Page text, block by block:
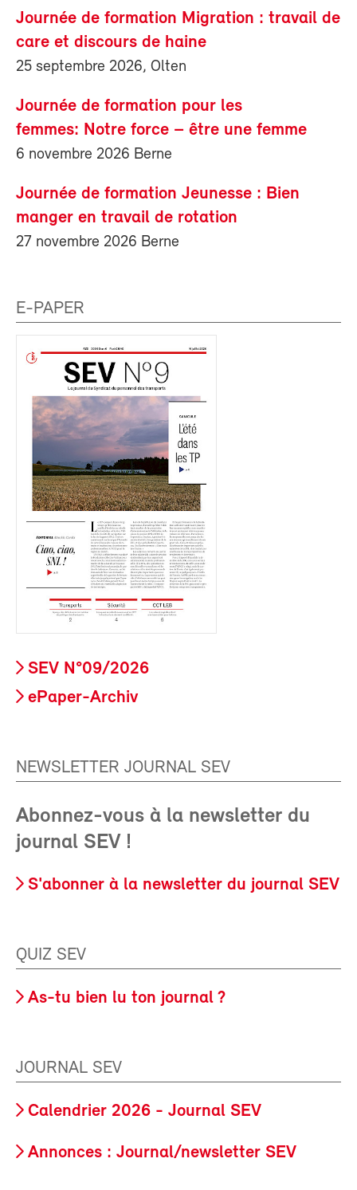
Journée de formation Migration : travail de
care et discours de haine
25 septembre 2026, Olten
Journée de formation pour les
femmes: Notre force – être une femme
6 novembre 2026 Berne
Journée de formation Jeunesse : Bien
manger en travail de rotation
27 novembre 2026 Berne
E-PAPER
SEV N°09/2026
ePaper-Archiv
NEWSLETTER JOURNAL SEV
Abonnez-vous à la newsletter du
journal SEV !
S'abonner à la newsletter du journal SEV
QUIZ SEV
As-tu bien lu ton journal ?
JOURNAL SEV
Calendrier 2026 - Journal SEV
Annonces : Journal/newsletter SEV